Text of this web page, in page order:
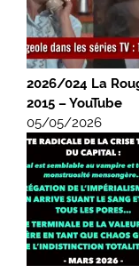
2026/024 La
2015 – YouTube
05/05/2026